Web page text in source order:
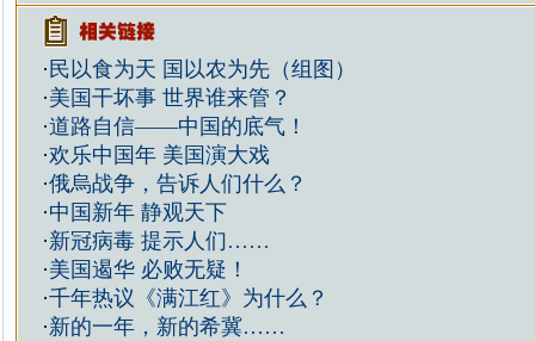
· 民以食为天 国以农为先（组图）
·美国干坏事 世界谁来管？
·道路自信——中国的底气！
·欢乐中国年 美国演大戏
·俄烏战争，告诉人们什么？
·中国新年 静观天下
·新冠病毒 提示人们……
·美国遏华 必败无疑！
·千年热议《满江红》为什么？
·新的一年，新的希冀……